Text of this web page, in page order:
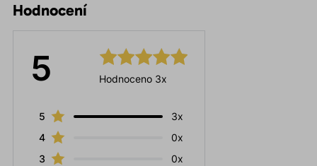
Hodnocení
5 Hodnoceno 3x
5
3x
4
0x
3
0x